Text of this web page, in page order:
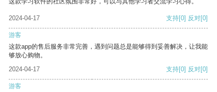
2024-04-17 支持[0] 反对[0]
游客
这款app的售后服务非常完善，遇到问题总是能够得到妥善解决，让我能
够放心购物。
2024-04-17
支持[0] 反对[0]
游客